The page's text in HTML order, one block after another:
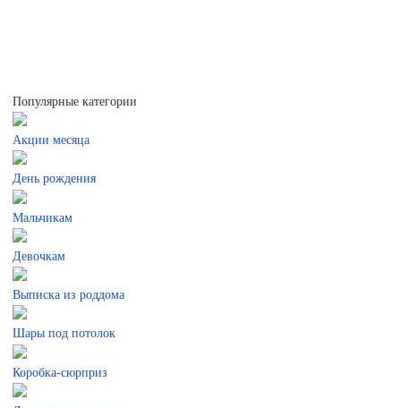
Популярные категории
Акции месяца
День рождения
Мальчикам
Девочкам
Выписка из роддома
Шары под потолок
Коробка-сюрприз